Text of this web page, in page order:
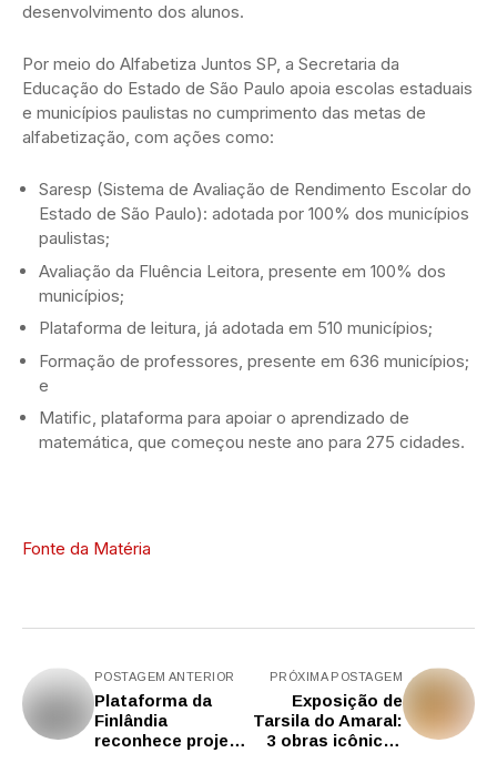
desenvolvimento dos alunos.
Por meio do Alfabetiza Juntos SP, a Secretaria da
Educação do Estado de São Paulo apoia escolas estaduais
e municípios paulistas no cumprimento das metas de
alfabetização, com ações como:
Saresp (Sistema de Avaliação de Rendimento Escolar do
Estado de São Paulo): adotada por 100% dos municípios
paulistas;
Avaliação da Fluência Leitora, presente em 100% dos
municípios;
Plataforma de leitura, já adotada em 510 municípios;
Formação de professores, presente em 636 municípios;
e
Matific, plataforma para apoiar o aprendizado de
matemática, que começou neste ano para 275 cidades.
Fonte da Matéria
POSTAGEM ANTERIOR
Plataforma da
Finlândia
reconhece projeto
PRÓXIMA POSTAGEM
Exposição de
Tarsila do Amaral:
3 obras icônicas